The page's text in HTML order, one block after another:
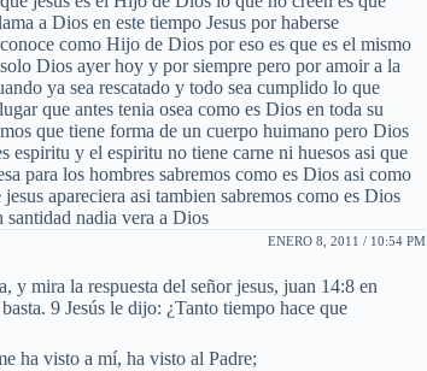
a Dios en este tiempo Jesus por haberse
como Hijo de Dios por eso es que es el mismo
Dios ayer hoy y por siempre pero por amoir a la
ya sea rescatado y todo sea cumplido lo que
que antes tenia osea como es Dios en toda su
que tiene forma de un cuerpo huimano pero Dios
espiritu y el espiritu no tiene carne ni huesos asi que
para los hombres sabremos como es Dios asi como
apareciera asi tambien sabremos como es Dios
santidad nadia vera a Dios
ENERO 8, 2011 / 10:54 PM
y mira la respuesta del señor jesus, juan 14:8 en
9 Jesús le dijo: ¿Tanto tiempo hace que
ha visto a mí, ha visto al Padre;